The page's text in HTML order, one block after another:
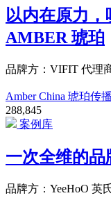
以内在原力
AMBER 琥珀
品牌方：VIFIT 代理
Amber China 琥珀传播
288,845
案例库
一次全维的品
品牌方：YeeHoO 英